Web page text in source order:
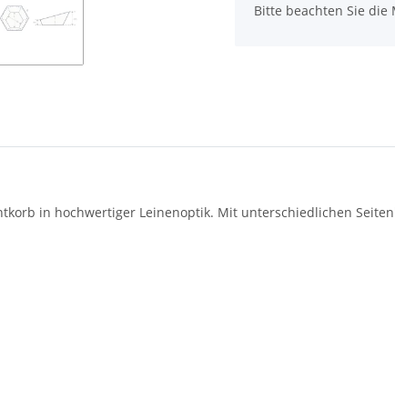
x
Bitte beachten Sie die
in hochwertiger Leinenoptik. Mit unterschiedlichen